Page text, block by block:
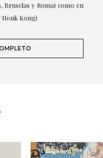
y Roma) como en
Honk Kong)